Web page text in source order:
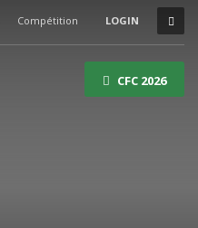
Compétition LOGIN
CFC 2026